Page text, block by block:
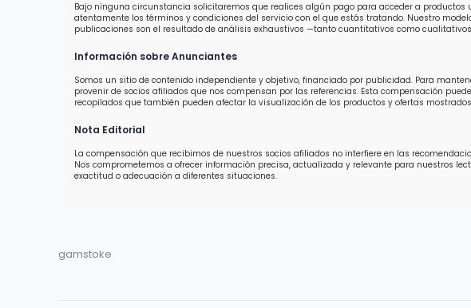
Bajo ninguna circunstancia solicitaremos que realices algún pago para acceder a
atentamente los términos y condiciones del servicio con el que estás tratando. Nuestro
publicaciones son el resultado de análisis exhaustivos —tanto cuantitativos como
Información sobre Anunciantes
Somos un sitio de contenido independiente y objetivo, financiado por publicidad. Para
provenir de socios afiliados que nos compensan por las referencias. Esta compensación
recopilados que también pueden afectar la visualización de los productos y ofertas
Nota Editorial
La compensación que recibimos de nuestros socios afiliados no interfiere en las
Nos comprometemos a ofrecer información precisa, actualizada y relevante para nuestros
exactitud o adecuación a diferentes situaciones.
gamstoke